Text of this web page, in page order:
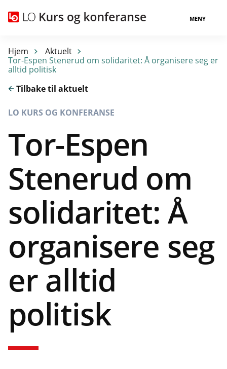
MENY
Hjem
Aktuelt
Tor-Espen Stenerud om solidaritet: Å organisere seg er
alltid politisk
Tilbake til aktuelt
LO KURS OG KONFERANSE
Tor-Espen
Stenerud om
solidaritet: Å
organisere seg
er alltid
politisk